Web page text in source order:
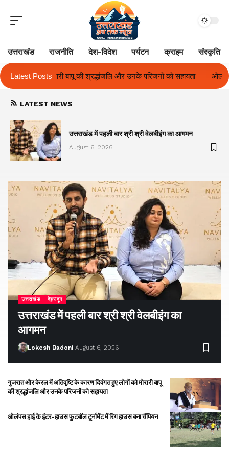
उत्तराखंड राजनीति देश-विदेश पर्यटन क्राइम संस्कृति
Latest Posts
परिजनों को सहायता ओलंपस हाई के इंटर-हाउस फुटबॉल टूर्नामेंट में रिग
LATEST NEWS
उत्तराखंड में पहली बार श्री श्री वेलबीइंग का आगमन
August 6, 2026
उत्तराखंड देहरादून
उत्तराखंड में पहली बार श्री श्री वेलबीइंग का
आगमन
Lokesh Badoni August 6, 2026
गुजरात और केरल में अतिवृष्टि के कारण दिवंगत हुए लोगों को मोरारी बापू
की श्रद्धांजलि और उनके परिजनों को सहायता
ओलंपस हाई के इंटर-हाउस फुटबॉल टूर्नामेंट में रिग हाउस बना चैंपियन